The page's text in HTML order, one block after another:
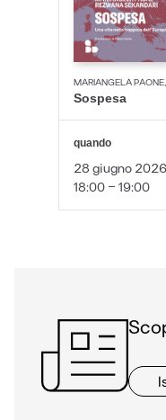
MARIANGELA
Sospesa
quando
28 giugno 2026
18:00 - 19:00